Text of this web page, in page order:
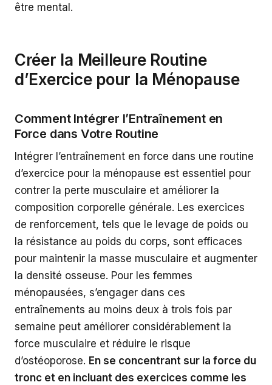
être mental.
Créer la Meilleure Routine
d’Exercice pour la Ménopause
Comment Intégrer l’Entraînement en
Force dans Votre Routine
Intégrer l’entraînement en force dans une routine
d’exercice pour la ménopause est essentiel pour
contrer la perte musculaire et améliorer la
composition corporelle générale. Les exercices
de renforcement, tels que le levage de poids ou
la résistance au poids du corps, sont efficaces
pour maintenir la masse musculaire et augmenter
la densité osseuse. Pour les femmes
ménopausées, s’engager dans ces
entraînements au moins deux à trois fois par
semaine peut améliorer considérablement la
force musculaire et réduire le risque
d’ostéoporose. En se concentrant sur la force du
tronc et en incluant des exercices comme les